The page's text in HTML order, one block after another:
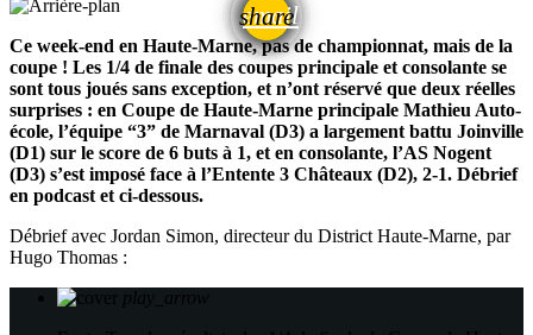
share
email
Ce week-end en Haute-Marne, pas de championnat, mais de la
coupe ! Les 1/4 de finale des coupes principale et consolante se
sont tous joués sans exception, et n’ont réservé que deux réelles
surprises : en Coupe de Haute-Marne principale Mathieu Auto-
école, l’équipe “3” de Marnaval (D3) a largement battu Joinville
(D1) sur le score de 6 buts à 1, et en consolante, l’AS Nogent
(D3) s’est imposé face à l’Entente 3 Châteaux (D2), 2-1. Débrief
en podcast et ci-dessous.
Débrief avec Jordan Simon, directeur du District Haute-Marne, par
Hugo Thomas :
play_arrow